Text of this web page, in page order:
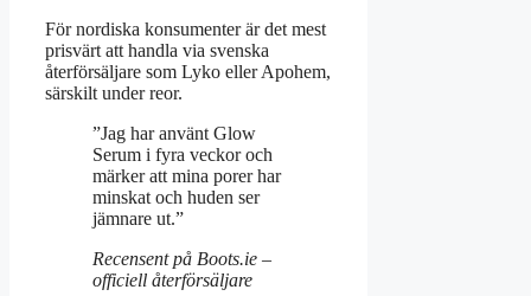
För nordiska konsumenter är det mest
prisvärt att handla via svenska
återförsäljare som Lyko eller Apohem,
särskilt under reor.
”Jag har använt Glow
Serum i fyra veckor och
märker att mina porer har
minskat och huden ser
jämnare ut.”
Recensent på Boots.ie –
officiell återförsäljare